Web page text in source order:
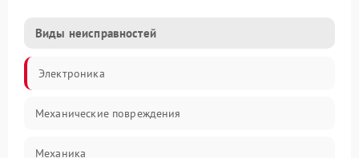
Виды неисправностей
Электроника
Механические повреждения
Механика